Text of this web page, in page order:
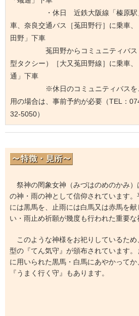
・休日 近鉄大阪線「榛原駅
車、奈良交通バス［菟田野行］に乗車、
田野」下車
菟田野からコミュニティバス
型タクシー）［大又菟田野線］に乗車、
通」下車
※休日のコミュニティバスを
用の場合は、事前予約が必要（TEL：
32-5050）
祭神の罔象女神（みづはのめのかみ）
の神・雨の神として信仰されています
には黒馬を、止雨には白馬又は赤馬を
い・雨止め祈願が幾度も行われた重要な
このような神様をお祀りしているため
型の『てん気守』が頒布されています
に用いられた黒馬・白馬にあやかって
『うまく行く守』もあります。